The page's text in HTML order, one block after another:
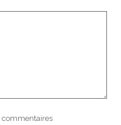
commentaires